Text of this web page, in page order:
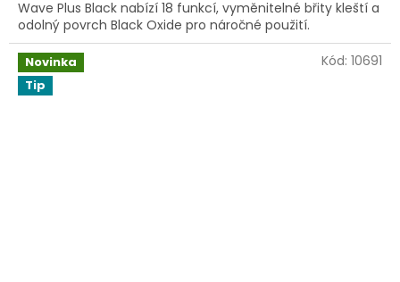
Wave Plus Black nabízí 18 funkcí, vyměnitelné břity kleští a
odolný povrch Black Oxide pro náročné použití.
Novinka
Tip
Kód: 10691